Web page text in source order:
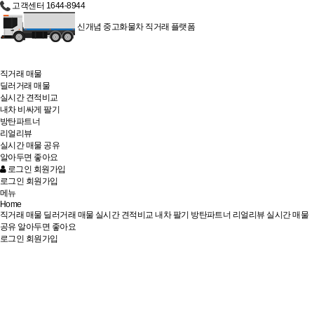
고객센터 1644-8944
신개념 중고화물차 직거래 플랫폼
직거래 매물
딜러거래 매물
실시간 견적비교
내차 비싸게팔기
방탄파트너
리얼리뷰
실시간 매물 공유
알아두면 좋아요
로그인 회원가입
로그인 회원가입
메뉴
Home
직거래 매물 딜러거래 매물 실시간 견적비교 내차 팔기 방탄파트너 리얼리뷰 실시간 매물
공유 알아두면 좋아요
로그인 회원가입